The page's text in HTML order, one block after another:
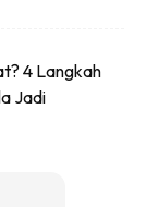
(setiap
4 Langkah
Jadi